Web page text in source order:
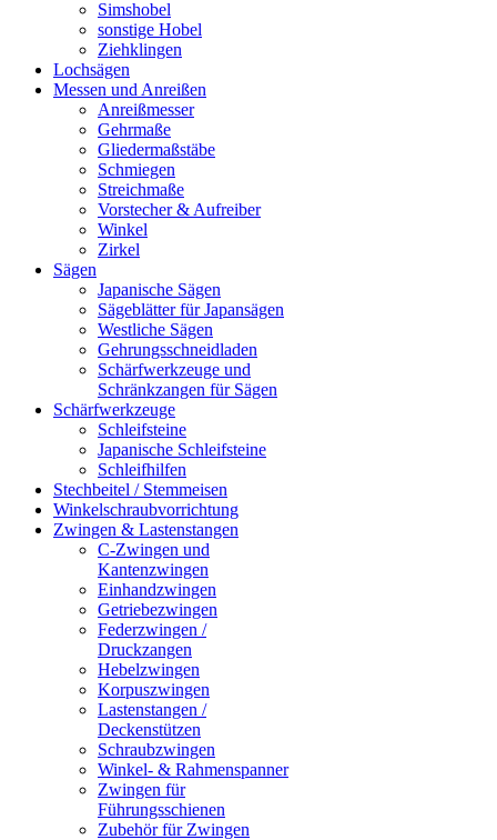
Simshobel
sonstige Hobel
Ziehklingen
Lochsägen
Messen und Anreißen
Anreißmesser
Gehrmaße
Gliedermaßstäbe
Schmiegen
Streichmaße
Vorstecher & Aufreiber
Winkel
Zirkel
Sägen
Japanische Sägen
Sägeblätter für Japansägen
Westliche Sägen
Gehrungsschneidladen
Schärfwerkzeuge und
Schränkzangen für Sägen
Schärfwerkzeuge
Schleifsteine
Japanische Schleifsteine
Schleifhilfen
Stechbeitel / Stemmeisen
Winkelschraubvorrichtung
Zwingen & Lastenstangen
C-Zwingen und
Kantenzwingen
Einhandzwingen
Getriebezwingen
Federzwingen /
Druckzangen
Hebelzwingen
Korpuszwingen
Lastenstangen /
Deckenstützen
Schraubzwingen
Winkel- & Rahmenspanner
Zwingen für
Führungsschienen
Zubehör für Zwingen